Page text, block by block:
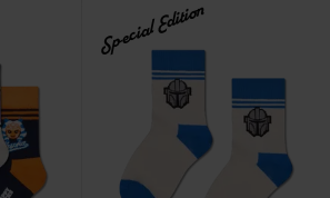
Special Edition